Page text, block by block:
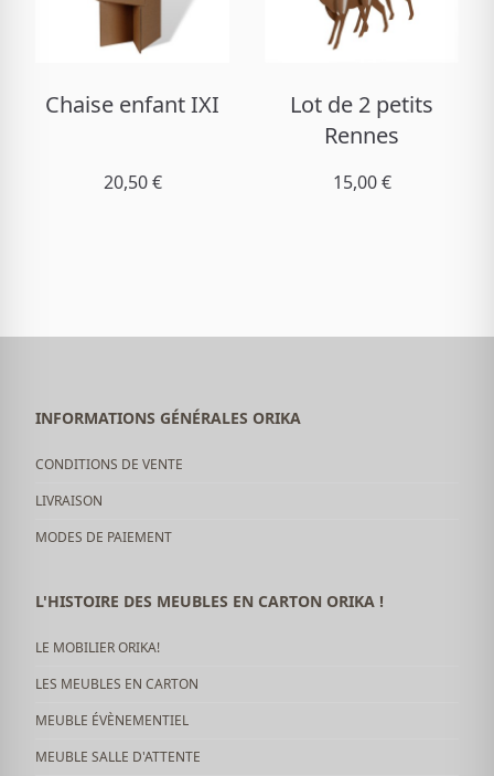
Chaise enfant IXI
20,50 €
Lot de 2 petits
Rennes
15,00 €
INFORMATIONS GÉNÉRALES ORIKA
CONDITIONS DE VENTE
LIVRAISON
MODES DE PAIEMENT
L'HISTOIRE DES MEUBLES EN CARTON ORIKA !
LE MOBILIER ORIKA!
LES MEUBLES EN CARTON
MEUBLE ÉVÈNEMENTIEL
MEUBLE SALLE D'ATTENTE